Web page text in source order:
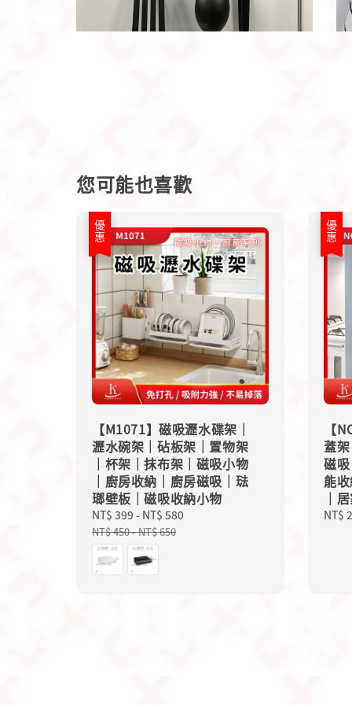
您可能也喜歡
優惠
【M1071】磁吸瀝水碟架｜
瀝水碗架｜砧板架｜置物架
｜杯架｜抹布架｜磁吸小物
｜廚房收納｜廚房磁吸｜琺
瑯壁板｜磁吸收納小物
Sale
price
NT$ 399 - NT$ 580
NT$ 450-NT$ 650
優惠
【
蓋
磁
能
｜
Sale
NT$